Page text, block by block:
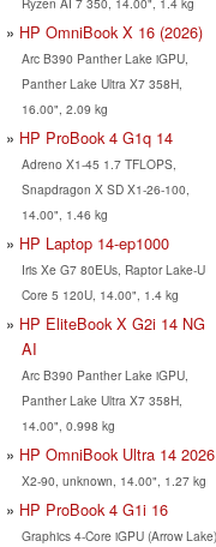
HP OmniBook X 16 (2026)
Arc B390 Panther Lake iGPU,
Panther Lake Ultra X7 358H,
16.00", 2.09 kg
HP ProBook 4 G1q 14
Adreno X1-45 1.7 TFLOPS,
Snapdragon X SD X1-26-100,
14.00", 1.46 kg
HP Laptop 14-ep1000
Iris Xe G7 80EUs, Raptor Lake-U
Core 5 120U, 14.00", 1.4 kg
HP EliteBook X G2i 14 NG
AI
Arc B390 Panther Lake iGPU,
Panther Lake Ultra X7 358H,
14.00", 0.998 kg
HP OmniBook Ultra 14 2026
X2-90, unknown, 14.00", 1.27 kg
HP ProBook 4 G1i 16
Graphics 4-Core iGPU (Arrow